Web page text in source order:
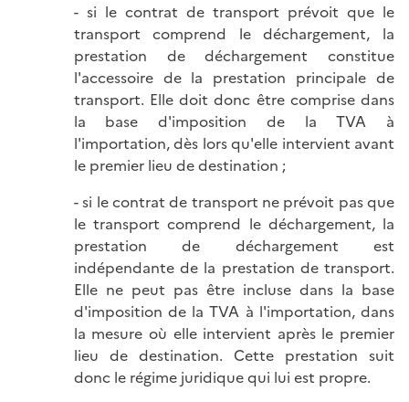
- si le contrat de transport prévoit que le
transport comprend le déchargement, la
prestation de déchargement constitue
l'accessoire de la prestation principale de
transport. Elle doit donc être comprise dans
la base d'imposition de la TVA à
l'importation, dès lors qu'elle intervient avant
le premier lieu de destination ;
- si le contrat de transport ne prévoit pas que
le transport comprend le déchargement, la
prestation de déchargement est
indépendante de la prestation de transport.
Elle ne peut pas être incluse dans la base
d'imposition de la TVA à l'importation, dans
la mesure où elle intervient après le premier
lieu de destination. Cette prestation suit
donc le régime juridique qui lui est propre.